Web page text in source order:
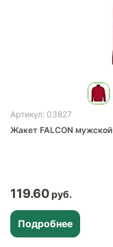
Артикул: 03827
Жакет FALCON мужской
119.60
Подробнее